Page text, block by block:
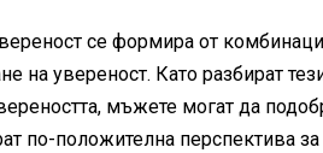
се формира от
на увереност. Като разбират
мъжете могат да
по-положителна перспектива за